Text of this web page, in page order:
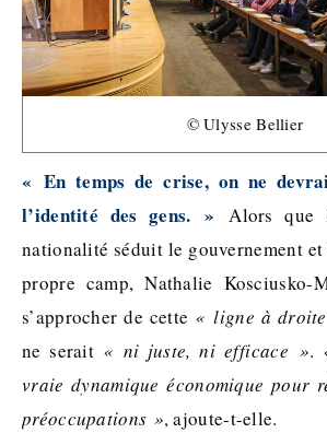
© Ulysse Bellier
« En temps de crise, on ne
l’identité des gens. » Alors que
nationalité séduit le gouvernement
propre camp, Nathalie Kosciusko-
s’approcher de cette « ligne à
ne serait « ni juste, ni efficace ».
vraie dynamique économique pour
préoccupations », ajoute-t-elle.